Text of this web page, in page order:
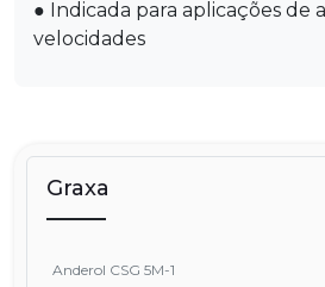
● Indicada para aplicações de
velocidades
Graxa
Anderol CSG 5M-1